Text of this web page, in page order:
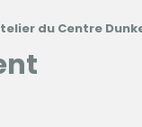
du Centre